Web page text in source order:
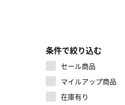
マイルアップ商品
条件で絞り込む
セール商品
在庫有り